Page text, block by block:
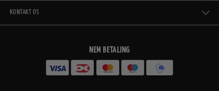
KONTAKT OS
NEM BETALING